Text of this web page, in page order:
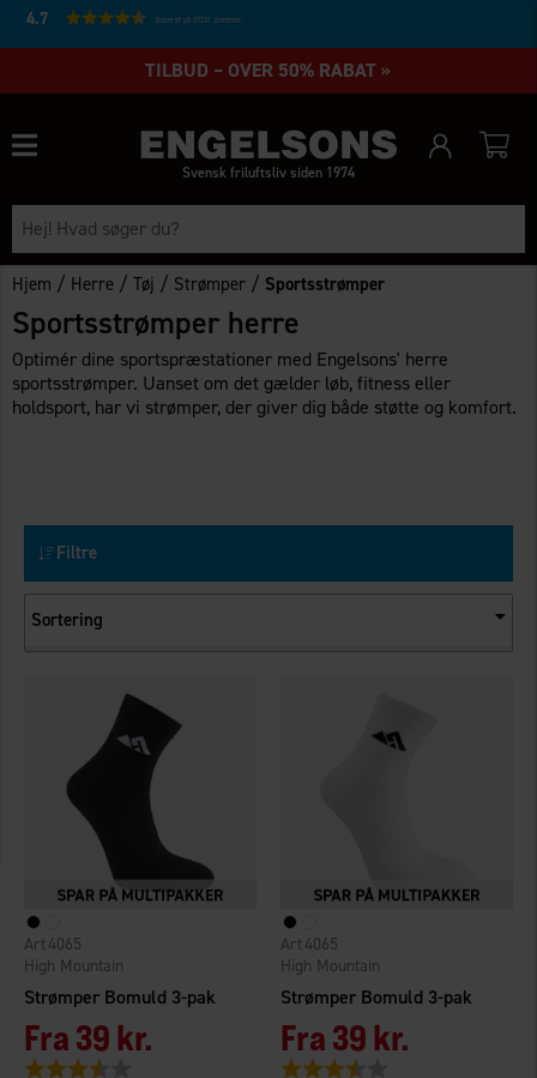
4.7 Baseret på 27231 stemmer
TILBUD – OVER 50% RABAT »
Svensk friluftsliv siden 1974
Hjem / Herre /Tøj / Strømper / Sportsstrømper
Sportsstrømper herre
Optimér dine sportspræstationer med Engelsons' herre
sportsstrømper. Uanset om det gælder løb, fitness eller
holdsport, har vi strømper, der giver dig både støtte og komfort.
Filtre
Sortering
Strømper Bomuld 3-pak
High Mountain
4065
Fra39 kr.
Vurdering:
Strømper Bomuld 3-pak
High Mountain
4065
Fra39 kr.
Vurdering: